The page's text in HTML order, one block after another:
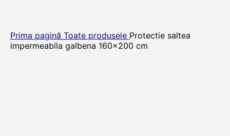
Prima pagină Toate produsele Protectie saltea
impermeabila galbena 160×200 cm